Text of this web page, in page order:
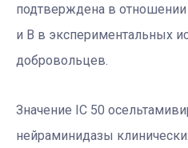
подтверждена в
и В в экспериментальных
добровольцев.
Значение IC 50
нейраминидазы